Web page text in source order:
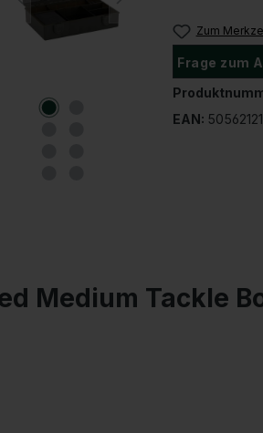
Zum
Frage zum
EAN:
Medium Tackle